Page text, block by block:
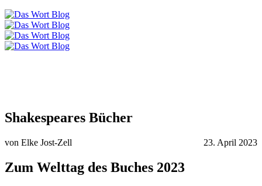
Shakespeares Bücher
23. April 2023
von Elke Jost-Zell
Zum Welttag des Buches 2023